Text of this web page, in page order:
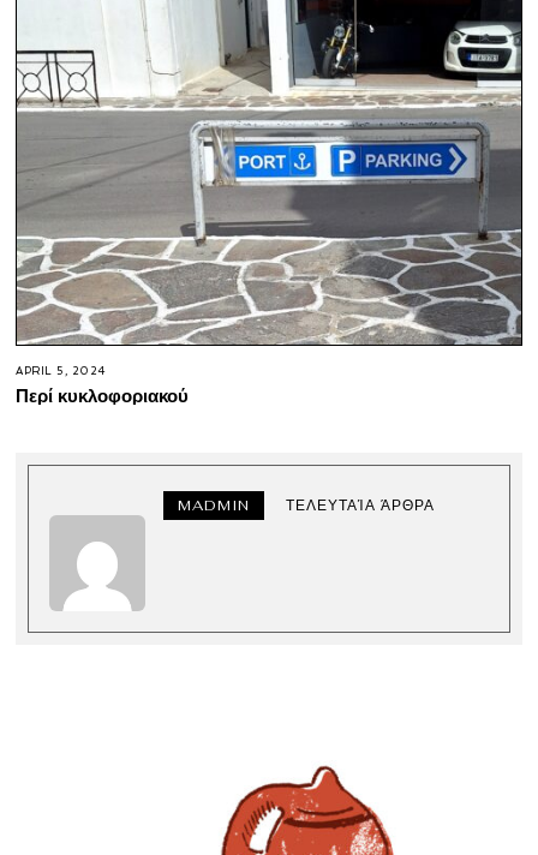
APRIL 5, 2024
Περί κυκλοφοριακού
MADMIN ΤΕΛΕΥΤΑΊΑ ΆΡΘΡΑ